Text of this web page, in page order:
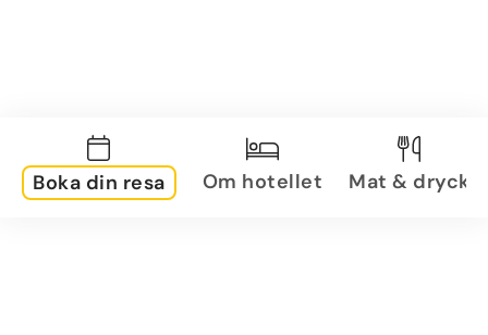
Boka din resa Om hotellet Mat & dryck